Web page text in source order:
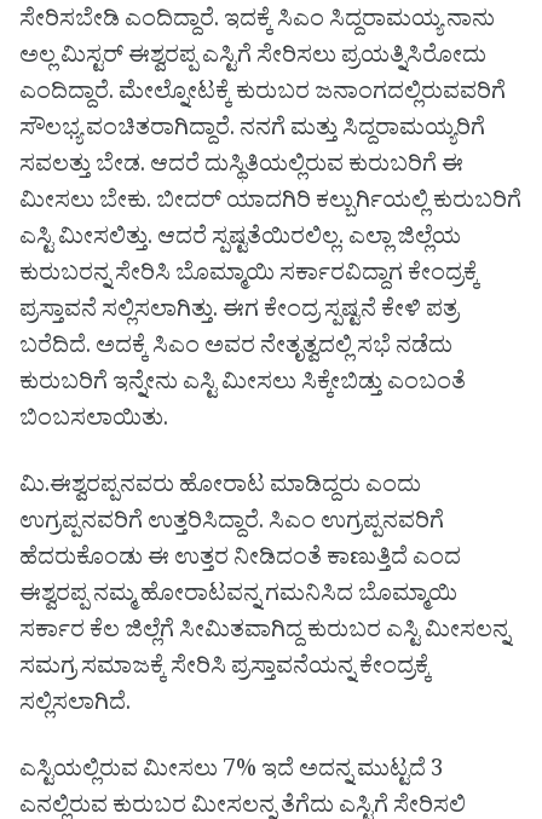
ಸೇರಿಸಬೇಡಿ ಎಂದಿದ್ದಾರೆ. ಇದಕ್ಕೆ ಸಿಎಂ ಸಿದ್ದರಾಮಯ್ಯ ನಾನು
ಅಲ್ಲ ಮಿಸ್ಟರ್ ಈಶ್ವರಪ್ಪ ಎಸ್ಟಿಗೆ ಸೇರಿಸಲು ಪ್ರಯತ್ನಿಸಿರೋದು
ಎಂದಿದ್ದಾರೆ. ಮೇಲ್ನೋಟಕ್ಕೆ ಕುರುಬರ ಜನಾಂಗದಲ್ಲಿರುವವರಿಗೆ
ಸೌಲಭ್ಯ ವಂಚಿತರಾಗಿದ್ದಾರೆ. ನನಗೆ ಮತ್ತು ಸಿದ್ದರಾಮಯ್ಯರಿಗೆ
ಸವಲತ್ತು ಬೇಡ. ಆದರೆ ದುಸ್ಥಿತಿಯಲ್ಲಿರುವ ಕುರುಬರಿಗೆ ಈ
ಮೀಸಲು ಬೇಕು. ಬೀದರ್ ಯಾದಗಿರಿ ಕಲ್ಬುರ್ಗಿಯಲ್ಲಿ ಕುರುಬರಿಗೆ
ಎಸ್ಟಿ ಮೀಸಲಿತ್ತು. ಆದರೆ ಸ್ಪಷ್ಟತೆಯಿರಲಿಲ್ಲ. ಎಲ್ಲಾ ಜಿಲ್ಲೆಯ
ಕುರುಬರನ್ನ ಸೇರಿಸಿ ಬೊಮ್ಮಾಯಿ ಸರ್ಕಾರವಿದ್ದಾಗ ಕೇಂದ್ರಕ್ಕೆ
ಪ್ರಸ್ತಾವನೆ ಸಲ್ಲಿಸಲಾಗಿತ್ತು. ಈಗ ಕೇಂದ್ರ ಸ್ಪಷ್ಟನೆ ಕೇಳಿ ಪತ್ರ
ಬರೆದಿದೆ. ಅದಕ್ಕೆ ಸಿಎಂ ಅವರ ನೇತೃತ್ವದಲ್ಲಿ ಸಭೆ ನಡೆದು
ಕುರುಬರಿಗೆ ಇನ್ನೇನು ಎಸ್ಟಿ ಮೀಸಲು ಸಿಕ್ಕೇಬಿಡ್ತು ಎಂಬಂತೆ
ಬಿಂಬಸಲಾಯಿತು.
ಮಿ.ಈಶ್ವರಪ್ಪನವರು ಹೋರಾಟ ಮಾಡಿದ್ದರು ಎಂದು
ಉಗ್ರಪ್ಪನವರಿಗೆ ಉತ್ತರಿಸಿದ್ದಾರೆ. ಸಿಎಂ ಉಗ್ರಪ್ಪನವರಿಗೆ
ಹೆದರುಕೊಂಡು ಈ ಉತ್ತರ ನೀಡಿದಂತೆ ಕಾಣುತ್ತಿದೆ ಎಂದ
ಈಶ್ವರಪ್ಪ ನಮ್ಮ‌ ಹೋರಾಟವನ್ನ ಗಮನಿಸಿದ ಬೊಮ್ಮಾಯಿ
ಸರ್ಕಾರ ಕೆಲ ಜಿಲ್ಲೆಗೆ ಸೀಮಿತವಾಗಿದ್ದ ಕುರುಬರ ಎಸ್ಟಿ ಮೀಸಲನ್ನ
ಸಮಗ್ರ ಸಮಾಜಕ್ಕೆ ಸೇರಿಸಿ ಪ್ರಸ್ತಾವನೆಯನ್ನ ಕೇಂದ್ರಕ್ಕೆ
ಸಲ್ಲಿಸಲಾಗಿದೆ.
ಎಸ್ಟಿಯಲ್ಲಿರುವ ಮೀಸಲು 7% ಇದೆ ಅದನ್ನ ಮುಟ್ಟದೆ 3
ಎನಲ್ಲಿರುವ ಕುರುಬರ ಮೀಸಲನ್ನ ತೆಗೆದು ಎಸ್ಟಿಗೆ ಸೇರಿಸಲಿ